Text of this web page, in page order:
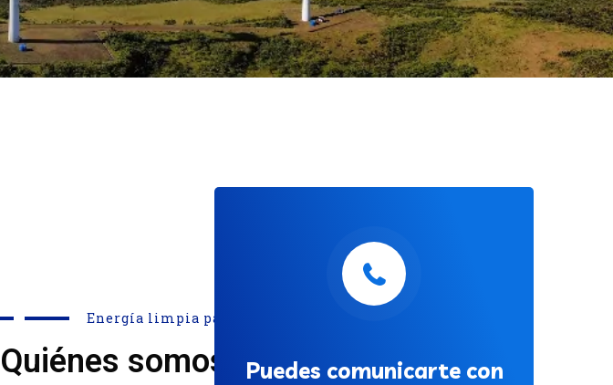
Energía limpia para Galápagos
Quiénes somos?
Puedes comunicarte con